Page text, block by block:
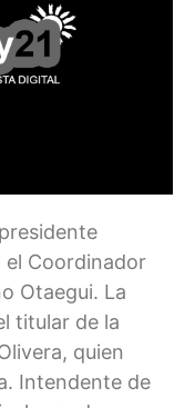
el Coordinador
Otaegui. La
titular de la
quien
Intendente de